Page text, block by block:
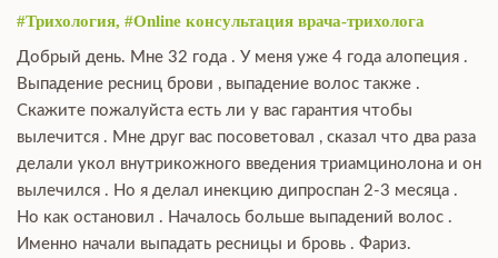
#Трихология, #Online консультация врача-трихолога
Добрый день. Мне 32 года . У меня уже 4 года алопеция .
Выпадение ресниц брови , выпадение волос также .
Скажите пожалуйста есть ли у вас гарантия чтобы
вылечится . Мне друг вас посоветовал , сказал что два раза
делали укол внутрикожного введения триамцинолона и он
вылечился . Но я делал инекцию дипроспан 2-3 месяца .
Но как остановил . Началось больше выпадений волос .
Именно начали выпадать ресницы и бровь . Фариз.